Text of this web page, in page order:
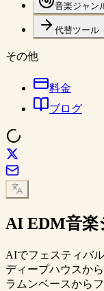
音楽ジャン
代替ツール
その他
料金
ブログ
AI EDM音楽
AIでフェスティバ
ディープハウスか
ラムンベースから